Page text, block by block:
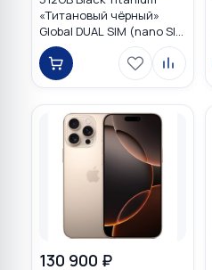
«Титановый чёрный»
Global DUAL SIM (nano SIM
+ eSIM)
130 900 ₽